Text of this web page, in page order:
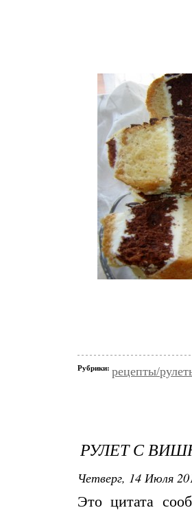
Рубрики: рецепты/
РУЛЕТ С
Четверг, 14 Июля
Это цитата